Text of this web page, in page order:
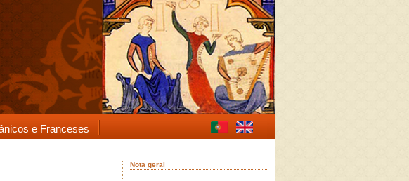
e Franceses
Nota geral